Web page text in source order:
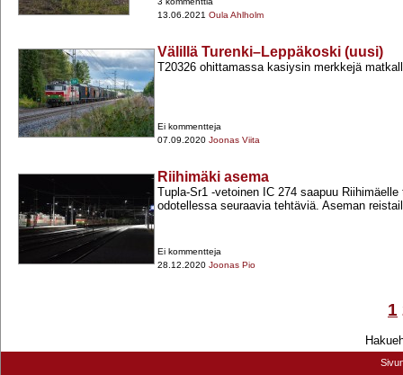
13.06.2021 Oula Ahlholm
Välillä Turenki–Leppäkoski (uusi)
T20326 ohittamassa kasiysin merkkejä
Ei kommentteja
07.09.2020 Joonas Viita
Riihimäki asema
Tupla-​Sr1 -​vetoinen IC 274 saapuu
odotellessa seuraavia tehtäviä. Aseman
Ei kommentteja
28.12.2020 Joonas Pio
1